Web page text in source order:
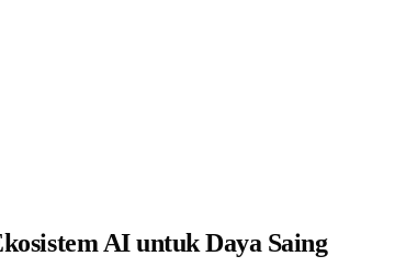
AI untuk Daya Saing